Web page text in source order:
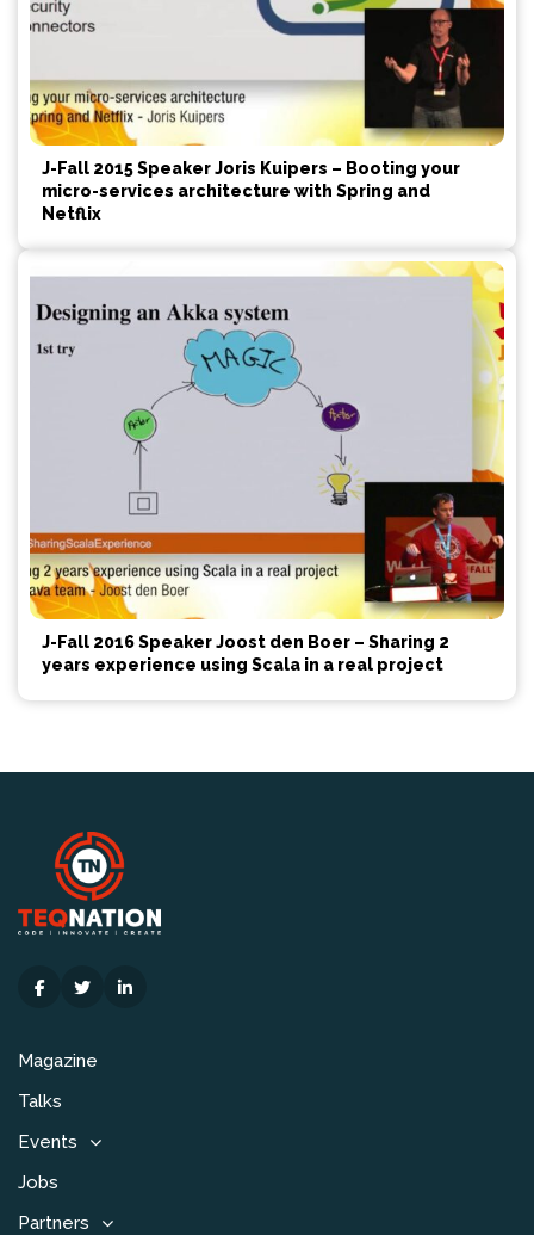
J-Fall 2015 Speaker Joris Kuipers – Booting your
micro-services architecture with Spring and
Netflix
J-Fall 2016 Speaker Joost den Boer – Sharing 2
years experience using Scala in a real project
Magazine
Talks
Events
Jobs
Partners